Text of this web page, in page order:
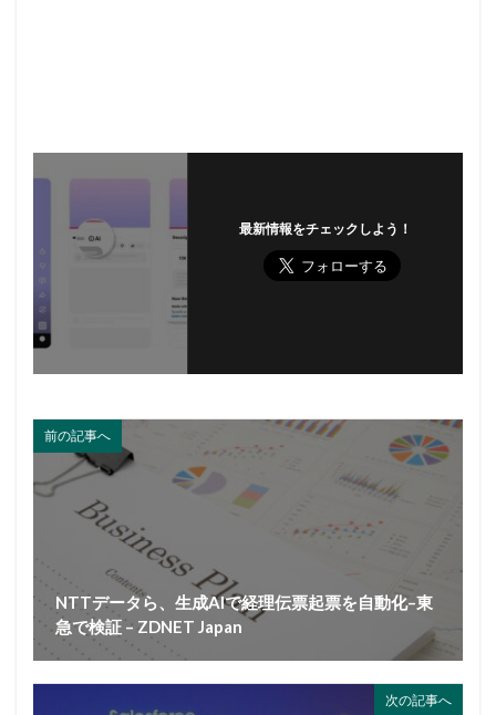
最新情報をチェックしよう！
前の記事へ
NTTデータら、生成AIで経理伝票起票を自動化–東
急で検証 – ZDNET Japan
次の記事へ